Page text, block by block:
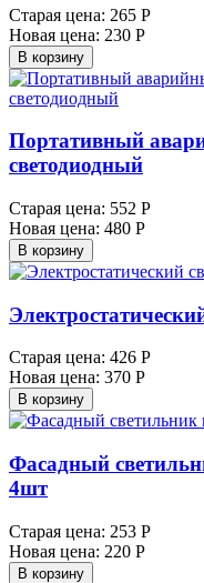
Старая цена: 265 Р
Новая цена: 230 Р
В корзину
Портативный
светодиодный
Старая цена: 552 Р
Новая цена: 480 Р
В корзину
Старая цена: 426 Р
Новая цена: 370 Р
В корзину
Фасадный
4шт
Старая цена: 253 Р
Новая цена: 220 Р
В корзину